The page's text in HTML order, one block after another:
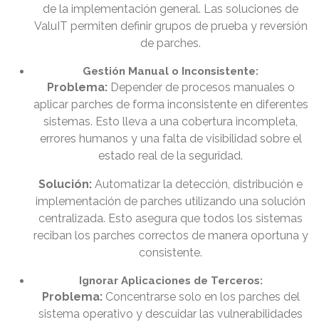
de la implementación general. Las soluciones de
ValuIT permiten definir grupos de prueba y reversión
de parches.
Gestión Manual o Inconsistente:
Problema: Depender de procesos manuales o
aplicar parches de forma inconsistente en diferentes
sistemas. Esto lleva a una cobertura incompleta,
errores humanos y una falta de visibilidad sobre el
estado real de la seguridad.
Solución: Automatizar la detección, distribución e
implementación de parches utilizando una solución
centralizada. Esto asegura que todos los sistemas
reciban los parches correctos de manera oportuna y
consistente.
Ignorar Aplicaciones de Terceros:
Problema: Concentrarse solo en los parches del
sistema operativo y descuidar las vulnerabilidades